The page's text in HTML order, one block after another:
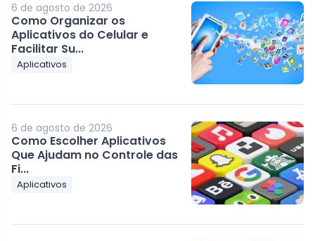
6 de agosto de 2026
Como Organizar os
Aplicativos do Celular e
Facilitar Su...
Aplicativos
6 de agosto de 2026
Como Escolher Aplicativos
Que Ajudam no Controle das
Fi...
Aplicativos